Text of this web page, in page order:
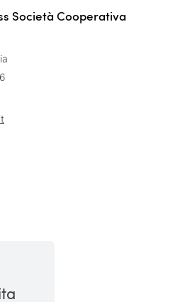
Società Cooperativa
it